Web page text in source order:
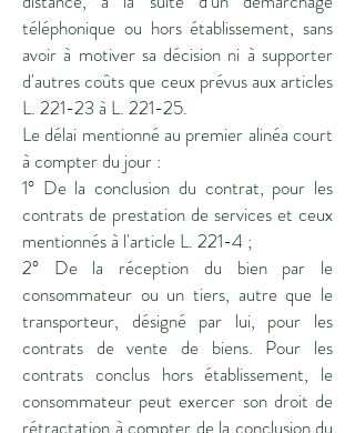
téléphonique ou hors établissement, sans
avoir à motiver sa décision ni à supporter
d'autres coûts que ceux prévus aux articles
L. 221-23 à L. 221-25.
Le délai mentionné au premier alinéa court
à compter du jour :
1° De la conclusion du contrat, pour les
contrats de prestation de services et ceux
mentionnés à l'article L. 221-4 ;
2° De la réception du bien par le
consommateur ou un tiers, autre que le
transporteur, désigné par lui, pour les
contrats de vente de biens. Pour les
contrats conclus hors établissement, le
consommateur peut exercer son droit de
rétractation à compter de la conclusion du